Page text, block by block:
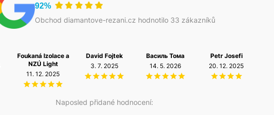
92%
Obchod diamantove-rezani.cz hodnotilo 33 zákazníků
Naposled přidané hodnocení:
Foukaná Izolace a
NZÚ Light
11. 12. 2025
David Fojtek
3. 7. 2025
Василь Тома
14. 5. 2026
Petr Josefi
20. 12. 2025